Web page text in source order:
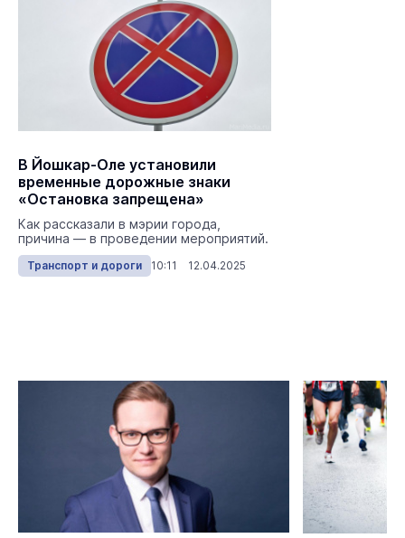
В Йошкар-Оле установили
временные дорожные знаки
«Остановка запрещена»
Как рассказали в мэрии города,
причина — в проведении мероприятий.
Транспорт и дороги 10:11 12.04.2025